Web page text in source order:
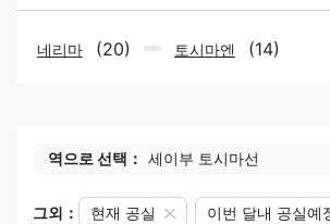
네리마 (20) 토시마엔 (14)
역으로 선택： 세이부 토시마선
그외： 현재 공실 이번 달내 공실예